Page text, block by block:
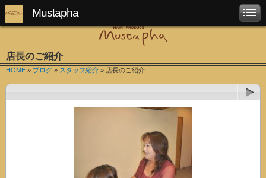
Mustapha
店長のご紹介
HOME » ブログ » スタッフ紹介 » 店長のご紹介